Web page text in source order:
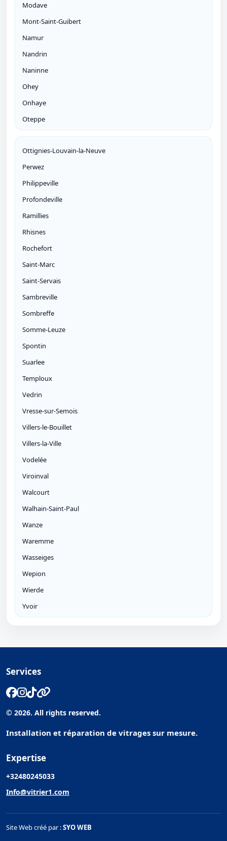
Modave
Mont-Saint-Guibert
Namur
Nandrin
Naninne
Ohey
Onhaye
Oteppe
Ottignies-Louvain-la-Neuve
Perwez
Philippeville
Profondeville
Ramillies
Rhisnes
Rochefort
Saint-Marc
Saint-Servais
Sambreville
Sombreffe
Somme-Leuze
Spontin
Suarlee
Temploux
Vedrin
Vresse-sur-Semois
Villers-le-Bouillet
Villers-la-Ville
Vodelée
Viroinval
Walcourt
Walhain-Saint-Paul
Wanze
Waremme
Wasseiges
Wepion
Wierde
Yvoir
Services
© 2026. All rights reserved.
Installation et réparation de vitrages sur mesure.
Expertise
+32480245033
Info@vitrier1.com
Site Web créé par :SYO WEB